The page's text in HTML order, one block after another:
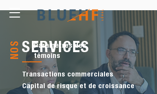
Paramètres des
témoins
SERVICES
NOS
Capital de risque et de croissance
Transactions commerciales